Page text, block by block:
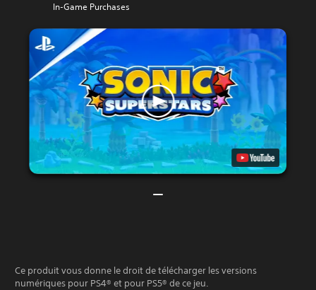
In-Game Purchases
Ce produit vous donne le droit de télécharger les versions
numériques pour PS4® et pour PS5® de ce jeu.